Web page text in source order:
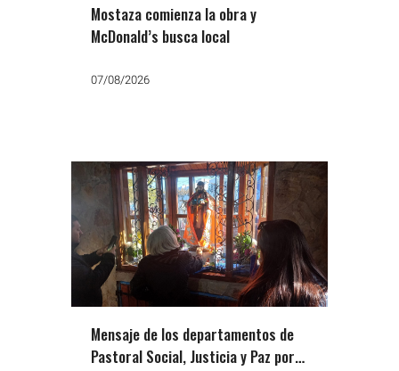
Mostaza comienza la obra y
McDonald’s busca local
07/08/2026
Mensaje de los departamentos de
Pastoral Social, Justicia y Paz por